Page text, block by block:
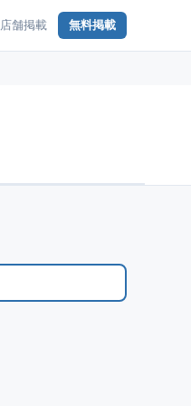
店舗掲載 無料掲載